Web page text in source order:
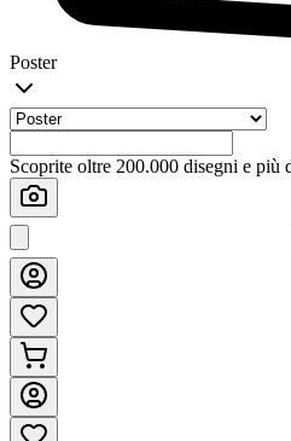
Poster
Scoprite oltre 200.000 disegni e più